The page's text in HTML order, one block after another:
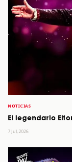
NOTICIAS
El legendario
7 Jul, 2026